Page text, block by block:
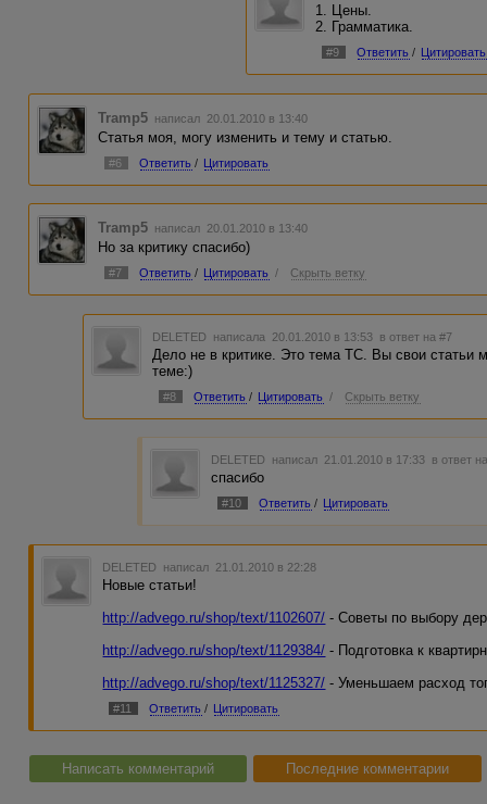
1. Цены.
2. Грамматика.
#9 Ответить / Цитировать
Tramp5 написал 20.01.2010 в 13:40
Статья моя, могу изменить и тему и статью.
#6 Ответить / Цитировать
Tramp5 написал 20.01.2010 в 13:40
Но за критику спасибо)
#7 Ответить / Цитировать / Скрыть ветку
DELETED написала 20.01.2010 в 13:53 в ответ на #7
Дело не в критике. Это тема ТС. Вы свои статьи
теме:)
#8 Ответить / Цитировать / Скрыть ветку
DELETED написал 21.01.2010 в 17:33 в ответ
спасибо
#10 Ответить / Цитировать
DELETED написал 21.01.2010 в 22:28
Новые статьи!
http://advego.ru/shop/text/1102607/ - Советы по выбору
http://advego.ru/shop/text/1129384/ - Подготовка к
http://advego.ru/shop/text/1125327/ - Уменьшаем расход
#11 Ответить / Цитировать
Написать комментарий Последние комментарии